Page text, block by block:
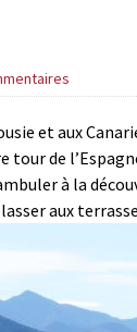
et aux
tour de
à la
aux